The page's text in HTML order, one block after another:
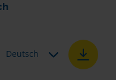
Deutsch